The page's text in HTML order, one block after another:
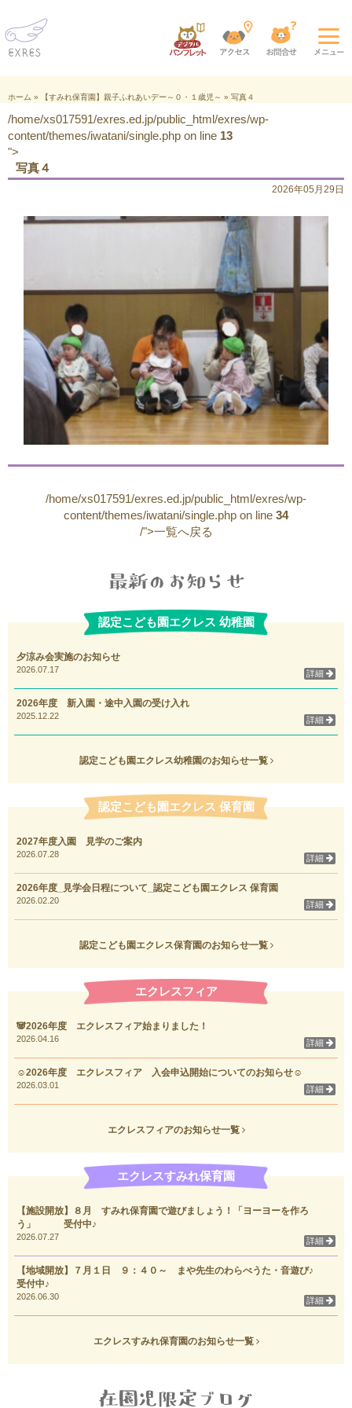
ホーム » 【すみれ保育園】親子ふれあいデー～０・１歳児～ » 写真４
/home/xs017591/exres.ed.jp/public_html/exres/wp-
content/themes/iwatani/single.php on line 13
">
写真４
2026年05月29日
/home/xs017591/exres.ed.jp/public_html/exres/wp-
content/themes/iwatani/single.php on line 34
/">一覧へ戻る
認定こども園エクレス 幼稚園
夕涼み会実施のお知らせ
2026.07.17 詳細
2026年度 新入園・途中入園の受け入れ
2025.12.22 詳細
認定こども園エクレス幼稚園のお知らせ一覧
認定こども園エクレス 保育園
2027年度入園 見学のご案内
2026.07.28 詳細
2026年度_見学会日程について_認定こども園エクレス 保育園
2026.02.20 詳細
認定こども園エクレス保育園のお知らせ一覧
エクレスフィア
🐼2026年度 エクレスフィア始まりました！
2026.04.16 詳細
☺2026年度 エクレスフィア 入会申込開始についてのお知らせ☺
2026.03.01 詳細
エクレスフィアのお知らせ一覧
エクレスすみれ保育園
【施設開放】８月 すみれ保育園で遊びましょう！「ヨーヨーを作ろ
う」 受付中♪
2026.07.27 詳細
【地域開放】７月１日 ９：４０～ まや先生のわらべうた・音遊び♪
受付中♪
2026.06.30 詳細
エクレスすみれ保育園のお知らせ一覧